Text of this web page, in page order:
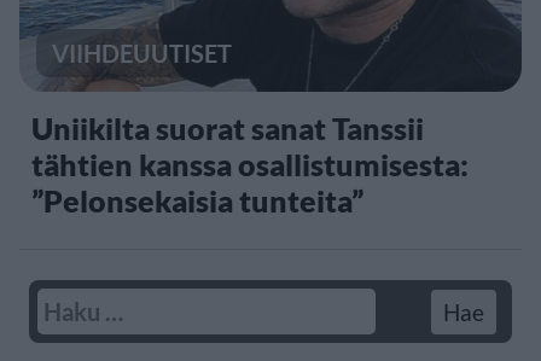
VIIHDEUUTISET
Uniikilta suorat sanat Tanssii
tähtien kanssa osallistumisesta:
”Pelonsekaisia tunteita”